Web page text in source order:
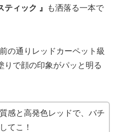
ティック 』
も洒落る一本で
の通りレッドカーペット級
りで顔の印象がパッと明る
感と高発色レッドで、バチ
てこ！